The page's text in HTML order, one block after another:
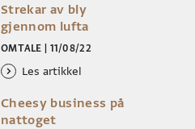
Strekar av bly
gjennom lufta
OMTALE 11/08/22
Les artikkel
Cheesy business på
nattoget